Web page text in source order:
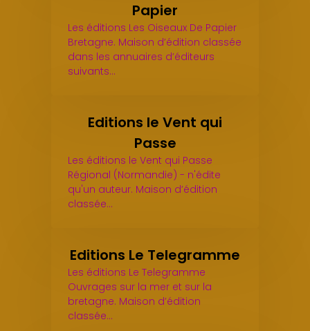
Papier
Les éditions Les Oiseaux De Papier
Bretagne. Maison d’édition classée
dans les annuaires d’éditeurs
suivants…
Editions le Vent qui
Passe
Les éditions le Vent qui Passe
Régional (Normandie) - n'édite
qu'un auteur. Maison d’édition
classée…
Editions Le Telegramme
Les éditions Le Telegramme
Ouvrages sur la mer et sur la
bretagne. Maison d’édition
classée…